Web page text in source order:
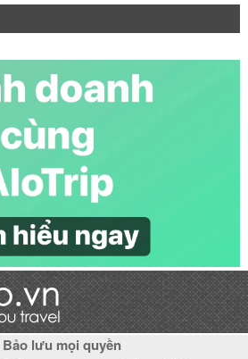
không Malindo Air
không British Airways
không Air India
Bảo lưu mọi quyền